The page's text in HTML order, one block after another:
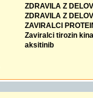
ZDRAVILA Z
ZDRAVILA Z
ZAVIRALCI
Zaviralci tirozin
aksitinib